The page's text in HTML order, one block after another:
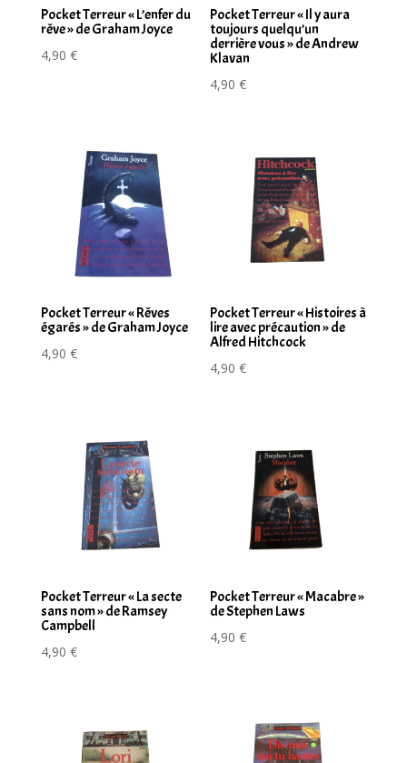
Pocket Terreur « L’enfer du
rêve » de Graham Joyce
4,90 €
Pocket Terreur « Il y aura
toujours quelqu’un
derrière vous » de Andrew
Klavan
4,90€
Pocket Terreur « Rêves
égarés » de Graham Joyce
4,90 €
Pocket Terreur « Histoires à
lire avec précaution » de
Alfred Hitchcock
4,90€
Pocket Terreur « La secte
sans nom » de Ramsey
Campbell
4,90 €
Pocket Terreur « Macabre »
de Stephen Laws
4,90€